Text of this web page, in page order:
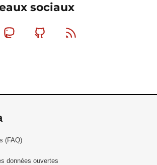
sociaux
MastodonGithub
(FAQ)
données ouvertes